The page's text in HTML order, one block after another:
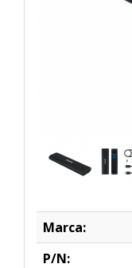
Marca:
P/N: